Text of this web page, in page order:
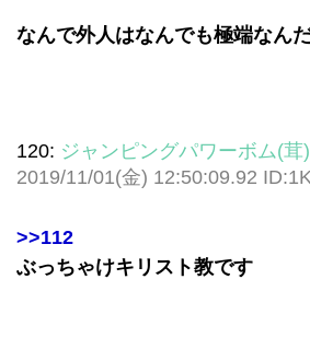
なんで外人はなんでも極端なん
120: ジャンピングパワーボム(茸
2019/11/01(金) 12:50:09.92
>>112
ぶっちゃけキリスト教です